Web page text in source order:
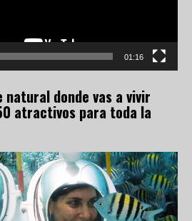
01:16
donde vas a vivir
atractivos para toda la